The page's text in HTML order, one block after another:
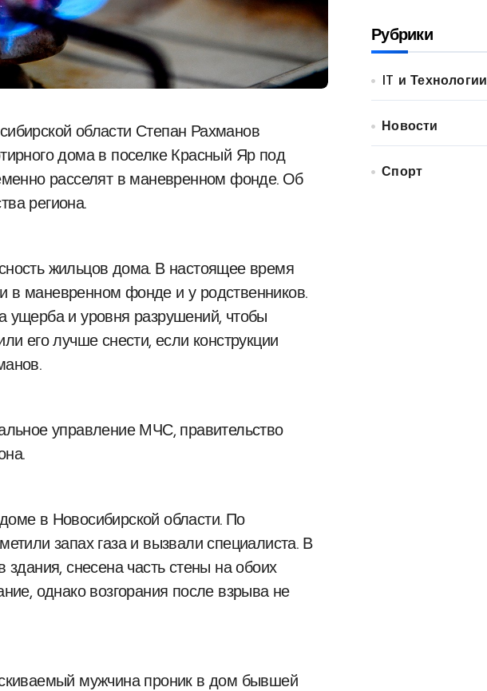
дома в поселке Красный Яр под
расселят в маневренном фонде. Об
региона.
жильцов дома. В настоящее время
в маневренном фонде и у родственников.
ущерба и уровня разрушений, чтобы
его лучше снести, если конструкции
управление МЧС, правительство
в Новосибирской области. По
запах газа и вызвали специалиста. В
снесена часть стены на обоих
однако возгорания после взрыва не
мужчина проник в дом бывшей
Рубрики
IT и Технологии
Новости
Спорт